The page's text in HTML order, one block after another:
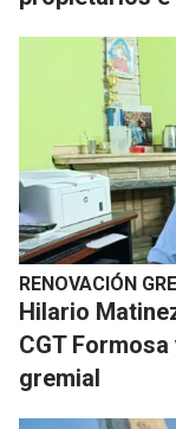
RENOVACIÓN
Hilario
CGT
gremial